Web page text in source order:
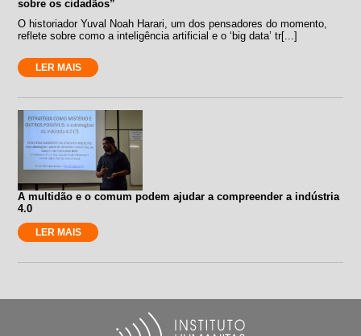
sobre os cidadãos”
O historiador Yuval Noah Harari, um dos pensadores do momento,
reflete sobre como a inteligência artificial e o ‘big data’ tr[...]
LER MAIS
A multidão e o comum podem ajudar a compreender a indústria
4.0
LER MAIS